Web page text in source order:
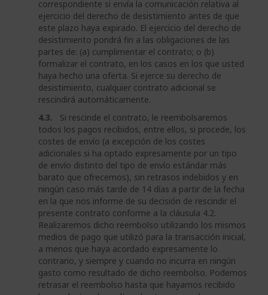
correspondiente si envía la comunicación relativa al
ejercicio del derecho de desistimiento antes de que
este plazo haya expirado. El ejercicio del derecho de
desistimiento pondrá fin a las obligaciones de las
partes de: (a) cumplimentar el contrato; o (b)
formalizar el contrato, en los casos en los que usted
haya hecho una oferta. Si ejerce su derecho de
desistimiento, cualquier contrato adicional se
rescindirá automáticamente.
4.3. Si rescinde el contrato, le reembolsaremos
todos los pagos recibidos, entre ellos, si procede, los
costes de envío (a excepción de los costes
adicionales si ha optado expresamente por un tipo
de envío distinto del tipo de envío estándar más
barato que ofrecemos), sin retrasos indebidos y en
ningún caso más tarde de 14 días a partir de la fecha
en la que nos informe de su decisión de rescindir el
presente contrato conforme a la cláusula 4.2.
Realizaremos dicho reembolso utilizando los mismos
medios de pago que utilizó para la transacción inicial,
a menos que haya acordado expresamente lo
contrario, y siempre y cuando no incurra en ningún
gasto como resultado de dicho reembolso. Podemos
retrasar el reembolso hasta que hayamos recibido